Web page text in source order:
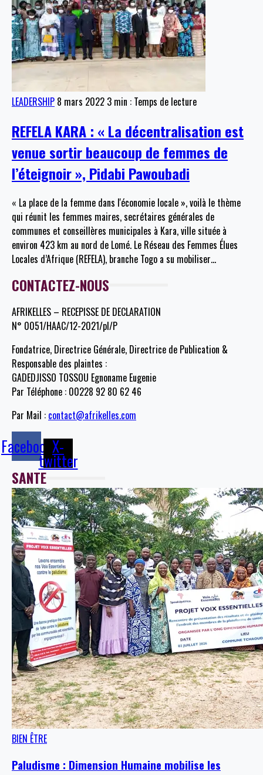
LEADERSHIP 8 mars 2022 3 min : Temps de lecture
REFELA KARA : « La décentralisation est
venue sortir beaucoup de femmes de
l’éteignoir », Pidabi Pawoubadi
« La place de la femme dans l'économie locale », voilà le thème
qui réunit les femmes maires, secrétaires générales de
communes et conseillères municipales à Kara, ville située à
environ 423 km au nord de Lomé. Le Réseau des Femmes Élues
Locales d’Afrique (REFELA), branche Togo a su mobiliser…
CONTACTEZ-NOUS
AFRIKELLES – RECEPISSE DE DECLARATION
N° 0051/HAAC/12-2021/pl/P
Fondatrice, Directrice Générale, Directrice de Publication &
Responsable des plaintes :
GADEDJISSO TOSSOU Egnoname Eugenie
Par Téléphone : 00228 92 80 62 46
Par Mail : contact@afrikelles.com
FacebookX-
twitter
SANTE
BIEN ÊTRE
Paludisme : Dimension Humaine mobilise les